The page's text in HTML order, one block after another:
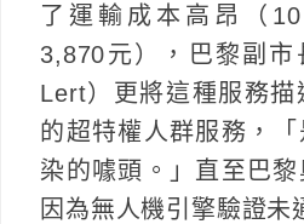
了運輸成本高昂（
3,870元），巴黎副市
Lert）更將這種服務描
的超特權人群服務，
染的噱頭。」直至巴
因為無人機引擎驗證未